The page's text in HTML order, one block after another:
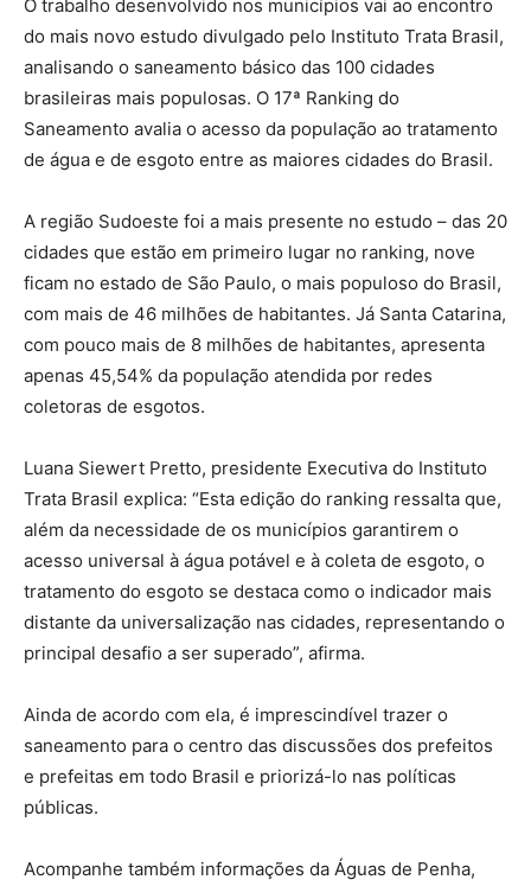
O trabalho desenvolvido nos municípios vai ao encontro
do mais novo estudo divulgado pelo Instituto Trata Brasil,
analisando o saneamento básico das 100 cidades
brasileiras mais populosas. O 17ª Ranking do
Saneamento avalia o acesso da população ao tratamento
de água e de esgoto entre as maiores cidades do Brasil.
A região Sudoeste foi a mais presente no estudo – das 20
cidades que estão em primeiro lugar no ranking, nove
ficam no estado de São Paulo, o mais populoso do Brasil,
com mais de 46 milhões de habitantes. Já Santa Catarina,
com pouco mais de 8 milhões de habitantes, apresenta
apenas 45,54% da população atendida por redes
coletoras de esgotos.
Luana Siewert Pretto, presidente Executiva do Instituto
Trata Brasil explica: “Esta edição do ranking ressalta que,
além da necessidade de os municípios garantirem o
acesso universal à água potável e à coleta de esgoto, o
tratamento do esgoto se destaca como o indicador mais
distante da universalização nas cidades, representando o
principal desafio a ser superado”, afirma.
Ainda de acordo com ela, é imprescindível trazer o
saneamento para o centro das discussões dos prefeitos
e prefeitas em todo Brasil e priorizá-lo nas políticas
públicas.
Acompanhe também informações da Águas de Penha,